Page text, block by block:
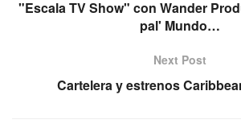
"Escala TV Show" con Wander
pal' Mundo…
Next Post
Cartelera y estrenos